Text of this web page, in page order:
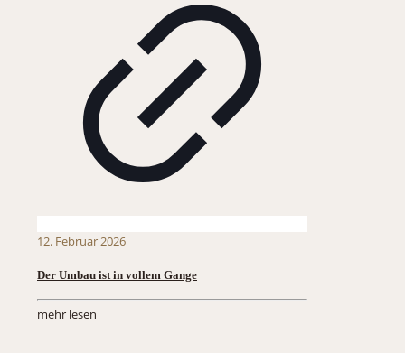
12. Februar 2026
Der Umbau ist in vollem Gange
mehr lesen